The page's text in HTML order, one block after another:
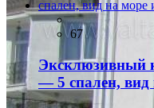
67
Эксклюзивный
— 5 спален, вид